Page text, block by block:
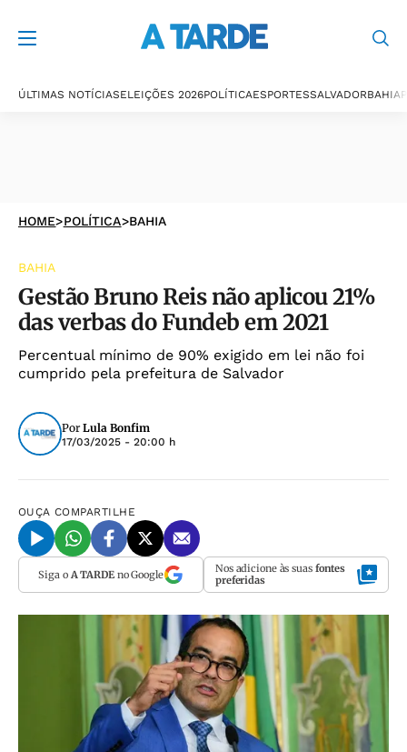
ÚLTIMAS NOTÍCIASELEIÇÕES 2026POLÍTICAESPORTESSALVADORBAHIA
HOME>POLÍTICA>BAHIA
BAHIA
Gestão Bruno Reis não aplicou 21%
das verbas do Fundeb em 2021
Percentual mínimo de 90% exigido em lei não foi
cumprido pela prefeitura de Salvador
Por Lula Bonfim
17/03/2025 - 20:00 h
OUÇA COMPARTILHE
Siga o A TARDEno Google Nos adicione às suas fontes
preferidas